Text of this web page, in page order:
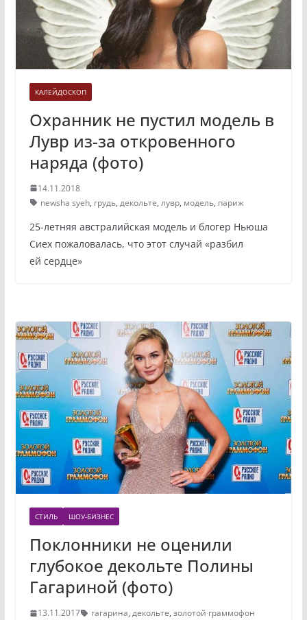
КАЛЕЙДОСКОП
Охранник не пустил модель в
Лувр из-за откровенного
наряда (фото)
14.11.2018
newsha syeh, грудь, декольте, лувр, модель, париж
25-летняя австралийская модель и блогер Ньюша
Сиех пожаловалась, что этот случай «разбил
ей сердце»
СТИЛЬ ШОУ-БИЗНЕС
Поклонники не оценили
глубокое декольте Полины
Гагариной (фото)
13.11.2017 гагарина, декольте, золотой граммофон